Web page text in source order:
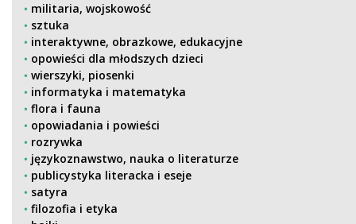
militaria, wojskowość
sztuka
interaktywne, obrazkowe, edukacyjne
opowieści dla młodszych dzieci
wierszyki, piosenki
informatyka i matematyka
flora i fauna
opowiadania i powieści
rozrywka
językoznawstwo, nauka o literaturze
publicystyka literacka i eseje
satyra
filozofia i etyka